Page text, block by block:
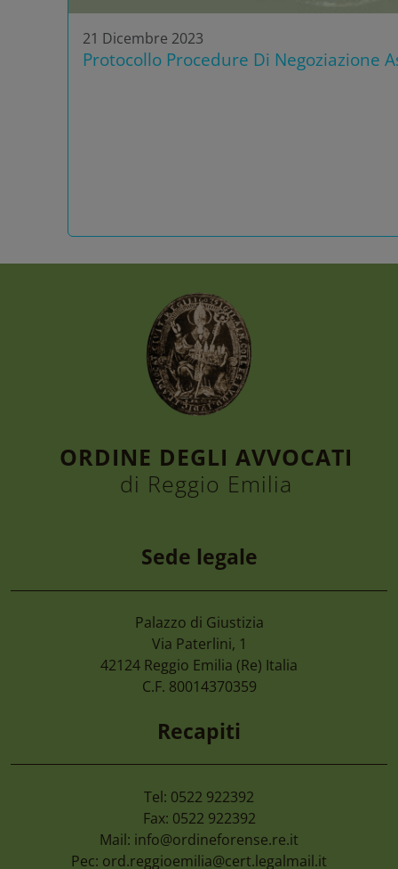
21 Dicembre 2023
Protocollo Procedure Di Negoziazione
7 Agosto 2026
Camera Di Commercio Emilia –
Di Imprese Non Più Operative
ORDINE DEGLI AVVOCATI
di Reggio Emilia
Sede legale
Palazzo di Giustizia
Via Paterlini, 1
42124 Reggio Emilia (Re) Italia
C.F. 80014370359
Recapiti
Tel: 0522 922392
Fax: 0522 922392
Mail: info@ordineforense.re.it
Pec: ord.reggioemilia@cert.legalmail.it